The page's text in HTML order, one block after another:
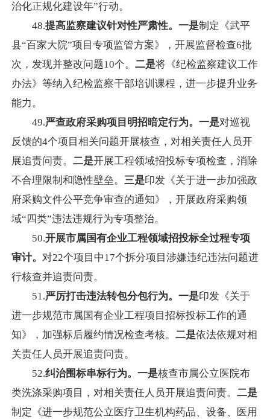
治化正规化建设年”行动。
48.提高监察建议针对性严肃性。一是制定《武平
县“百家大院”项目专项监管方案》，开展监督检查6批
次，发现并整改问题10个。 二是将《纪检监察建议工作
办法》等纳入纪检监察干部培训课程，进一步提升业务
能力。
49.严查政府采购项目明招暗定行为。一是对巡视
反馈的4个项目相关问题开展核查，对相关责任人员开
展追责问责。 二是开展工程领域招投标专项检查，消除
不合理限制和隐性壁垒。 三是印发《关于进一步加强政
府采购文件公平竞争审查的通知》，开展政府采购领
域“四类”违法违规行为专项整治。
50.开展市属国有企业工程领域招投标全过程专项
审计。 对22个项目中17个拆分项目涉嫌违纪违法问题进
行核查并追责问责。
51.严厉打击违法转包分包行为。一是印发《关于
进一步规范市属国有企业工程项目招标投标工作的通
知》，加强标后履约情况检查考核。 二是依法依规对相
关责任人员开展追责问责。
52.纠治围标串标行为。 一是核查市属公立医院布
类洗涤采购项目，对相关责任人员开展追责问责。 二是
制定《进一步规范公立医疗卫生机构药品、设备、医用